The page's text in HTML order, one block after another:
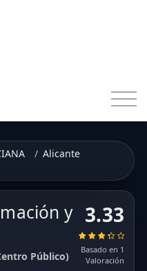
Alicante
y
Público)
3.33
Basado en 1
Valoración